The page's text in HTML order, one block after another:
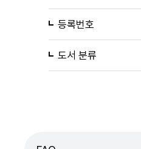
등록번호
도서 분류